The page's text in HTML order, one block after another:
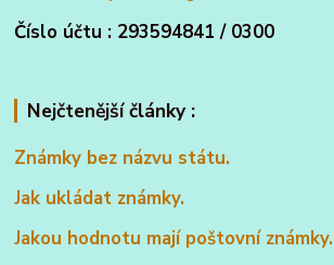
Číslo účtu : 293594841 / 0300
Nejčtenější články :
Známky bez názvu státu.
Jak ukládat známky.
Jakou hodnotu mají poštovní známky.